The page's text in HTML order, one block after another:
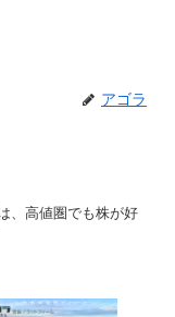
アゴラ
、高値圏でも株が好